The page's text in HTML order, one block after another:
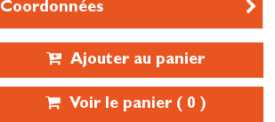
Coordonnées
Ajouter au panier
Voir le panier ( 0 )